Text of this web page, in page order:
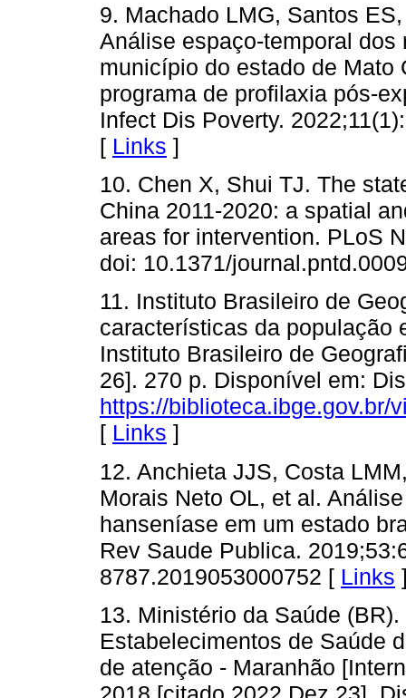
9. Machado LMG, Santos
Análise espaço-temporal
município do estado de Mato
programa de profilaxia pós-
Infect Dis Poverty.
[ Links ]
10. Chen X, Shui TJ. The
China 2011-2020: a spatial
areas for intervention. PLoS
doi: 10.1371/
11. Instituto Brasileiro de
características da população
Instituto Brasileiro de
26]. 270 p. Disponível em:
https://biblioteca.ibge.gov.br/
[ Links ]
12. Anchieta JJS, Costa
Morais Neto OL, et al.
hanseníase em um estado
Rev Saude Publica.
8787.2019053000752 [ Links
13. Ministério da Saúde
Estabelecimentos de Saúde
de atenção - Maranhão